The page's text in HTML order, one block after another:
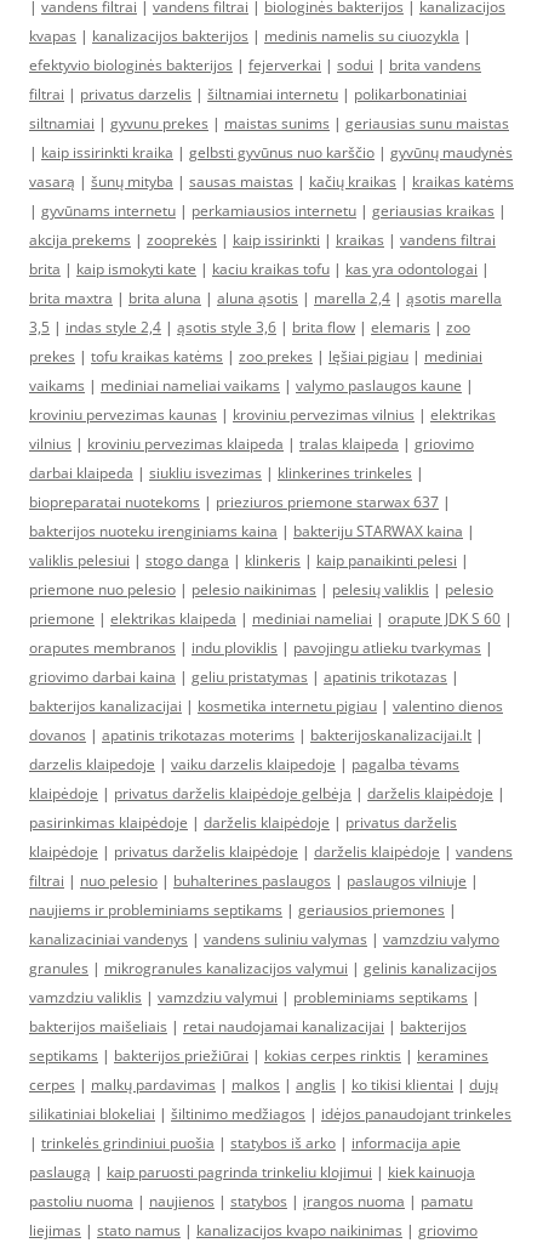
| vandens filtrai | vandens filtrai | biologinės bakterijos | kanalizacijos
kvapas | kanalizacijos bakterijos | medinis namelis su ciuozykla |
efektyvio biologinės bakterijos | fejerverkai | sodui | brita vandens
filtrai | privatus darzelis | šiltnamiai internetu | polikarbonatiniai
siltnamiai | gyvunu prekes | maistas sunims | geriausias sunu maistas
| kaip issirinkti kraika | gelbsti gyvūnus nuo karščio | gyvūnų maudynės
vasarą | šunų mityba | sausas maistas | kačių kraikas | kraikas katėms
| gyvūnams internetu | perkamiausios internetu | geriausias kraikas |
akcija prekems | zooprekės | kaip issirinkti | kraikas | vandens filtrai
brita | kaip ismokyti kate | kaciu kraikas tofu | kas yra odontologai |
brita maxtra | brita aluna | aluna ąsotis | marella 2,4 | ąsotis marella
3,5 | indas style 2,4 | ąsotis style 3,6 | brita flow | elemaris | zoo
prekes | tofu kraikas katėms | zoo prekes | lęšiai pigiau | mediniai
vaikams | mediniai nameliai vaikams | valymo paslaugos kaune |
kroviniu pervezimas kaunas | kroviniu pervezimas vilnius | elektrikas
vilnius | kroviniu pervezimas klaipeda | tralas klaipeda | griovimo
darbai klaipeda | siukliu isvezimas | klinkerines trinkeles |
biopreparatai nuotekoms | prieziuros priemone starwax 637 |
bakterijos nuoteku irenginiams kaina | bakteriju STARWAX kaina |
valiklis pelesiui | stogo danga | klinkeris | kaip panaikinti pelesi |
priemone nuo pelesio | pelesio naikinimas | pelesių valiklis | pelesio
priemone | elektrikas klaipeda | mediniai nameliai | orapute JDK S 60 |
oraputes membranos | indu ploviklis | pavojingu atlieku tvarkymas |
griovimo darbai kaina | geliu pristatymas | apatinis trikotazas |
bakterijos kanalizacijai | kosmetika internetu pigiau | valentino dienos
dovanos | apatinis trikotazas moterims | bakterijoskanalizacijai.lt |
darzelis klaipedoje | vaiku darzelis klaipedoje | pagalba tėvams
klaipėdoje | privatus darželis klaipėdoje gelbėja | darželis klaipėdoje |
pasirinkimas klaipėdoje | darželis klaipėdoje | privatus darželis
klaipėdoje | privatus darželis klaipėdoje | darželis klaipėdoje | vandens
filtrai | nuo pelesio | buhalterines paslaugos | paslaugos vilniuje |
naujiems ir probleminiams septikams | geriausios priemones |
kanalizaciniai vandenys | vandens suliniu valymas | vamzdziu valymo
granules | mikrogranules kanalizacijos valymui | gelinis kanalizacijos
vamzdziu valiklis | vamzdziu valymui | probleminiams septikams |
bakterijos maišeliais | retai naudojamai kanalizacijai | bakterijos
septikams | bakterijos priežiūrai | kokias cerpes rinktis | keramines
cerpes | malkų pardavimas | malkos | anglis | ko tikisi klientai | dujų
silikatiniai blokeliai | šiltinimo medžiagos | idėjos panaudojant trinkeles
| trinkelės grindiniui puošia | statybos iš arko | informacija apie
paslaugą | kaip paruosti pagrinda trinkeliu klojimui | kiek kainuoja
pastoliu nuoma | naujienos | statybos | įrangos nuoma | pamatu
liejimas | stato namus | kanalizacijos kvapo naikinimas | griovimo